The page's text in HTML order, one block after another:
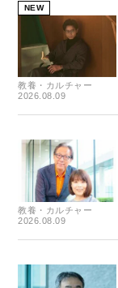
NEW
教養・カルチャー
2026.08.09
教養・カルチャー
2026.08.09